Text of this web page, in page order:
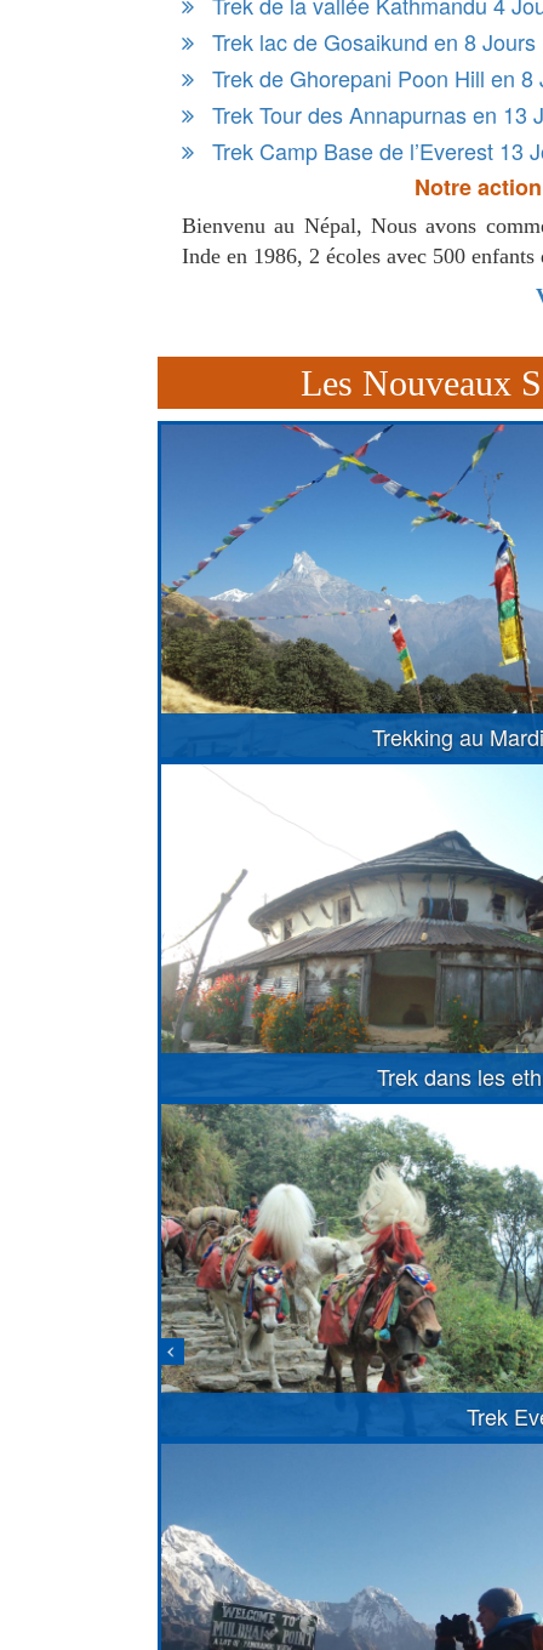
Trek lac de Gosaikund en 8 Jours
Trek de Ghorepani Poon Hill en 8
Trek Tour des Annapurnas en 13
Trek Camp Base de l’Everest 13
Notre
Bienvenu au Népal, Nous avons
Inde en 1986, 2 écoles avec 500
Les Nouveaux
Trekking au
Trek dans les
Trek